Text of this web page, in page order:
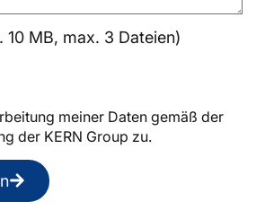
10 MB, max. 3 Dateien)
meiner Daten gemäß der
der KERN Group zu.